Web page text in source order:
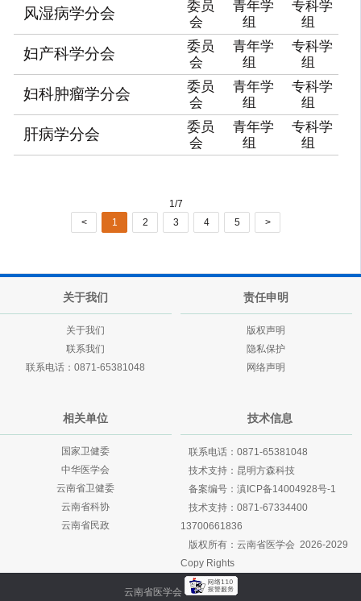
风湿病学分会
委员
会
青年学
组
专科学
组
妇产科学分会
委员
会
青年学
组
专科学
组
妇科肿瘤学分会
委员
会
青年学
组
专科学
组
肝病学分会
委员
会
青年学
组
专科学
组
1/7
<
1 2 3 4 5 >
关于我们
关于我们
联系我们
联系电话：0871-65381048
责任申明
版权声明
隐私保护
网络声明
相关单位
国家卫健委
中华医学会
云南省卫健委
云南省科协
云南省民政
技术信息
联系电话：0871-65381048
技术支持： 昆明方森科技
备案编号： 滇ICP备14004928号-1
技术支持： 0871-67334400
13700661836
版权所有：云南省医学会 2026-2029
Copy Rights
云南省医学会